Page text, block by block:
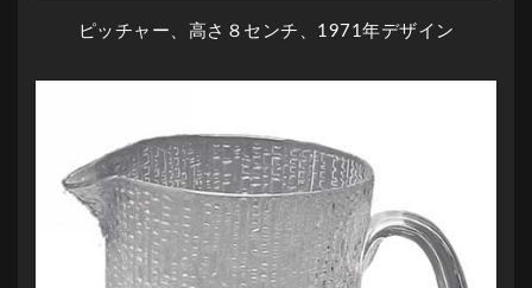
ピッチャー、高さ８センチ、1971年デザイン